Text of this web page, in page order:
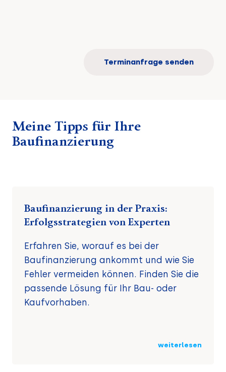
Terminanfrage senden
Meine Tipps für Ihre
Baufinanzierung
Baufinanzierung in der Praxis:
Erfolgsstrategien von Experten
Erfahren Sie, worauf es bei der
Baufinanzierung ankommt und wie Sie
Fehler vermeiden können. Finden Sie die
passende Lösung für Ihr Bau- oder
Kaufvorhaben.
weiterlesen